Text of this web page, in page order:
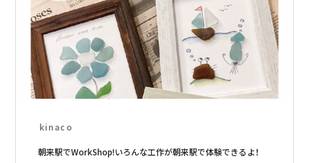
kinaco
朝来駅でWorkShop!いろんな工作が朝来駅で体験できるよ！